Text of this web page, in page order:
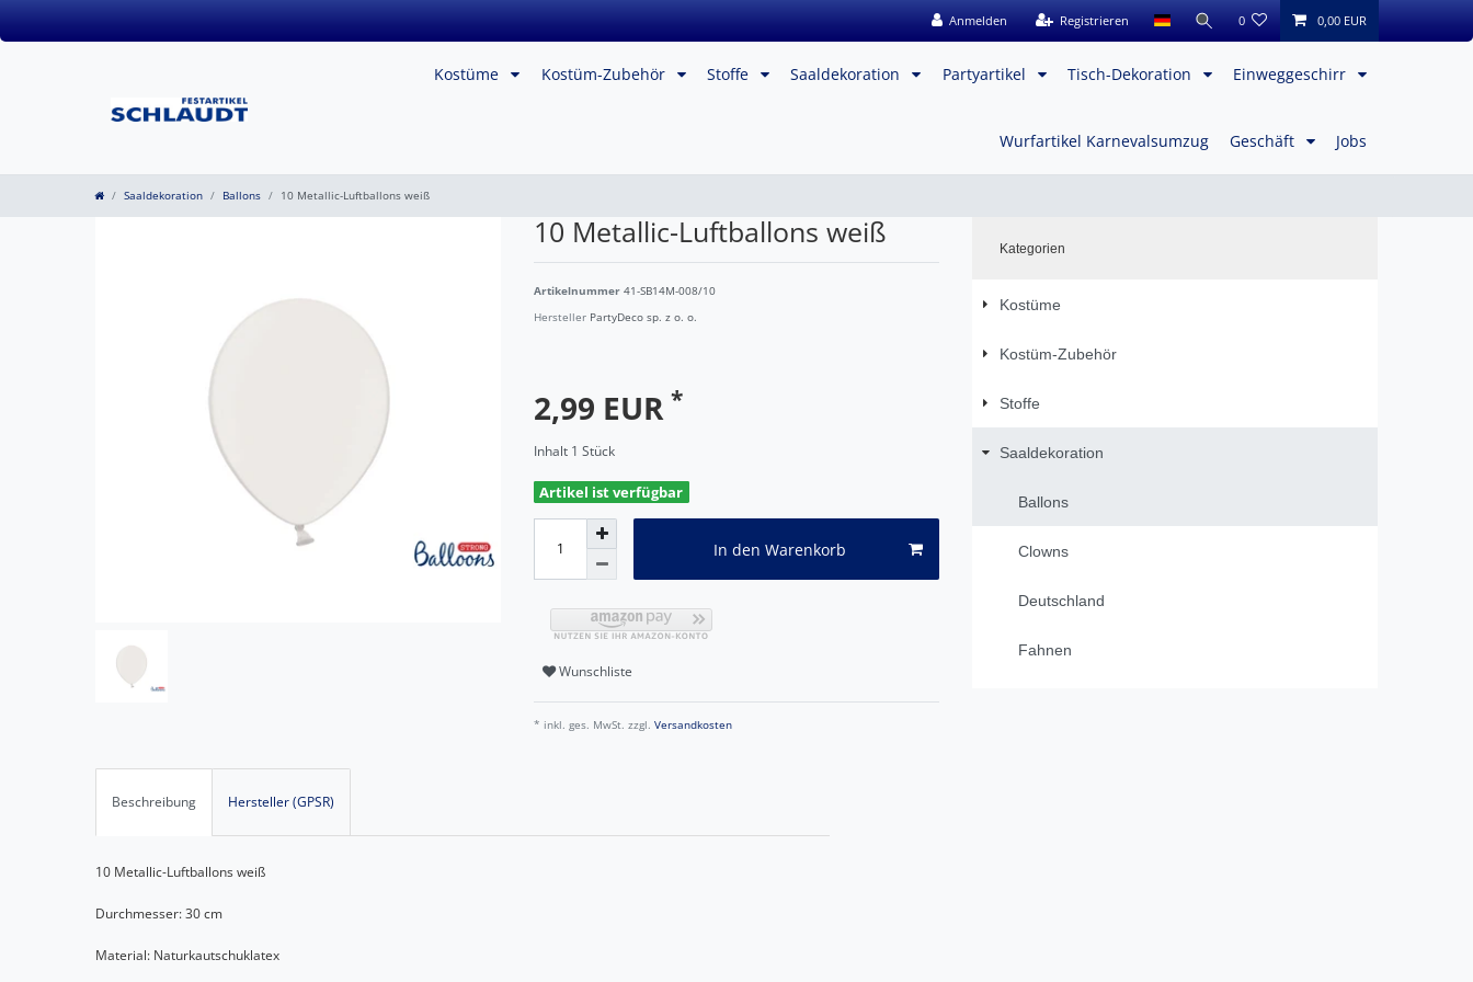
Anmelden Registrieren 0 0,00 EUR
Kostüme Kostüm-Zubehör Stoffe Saaldekoration Partyartikel Tisch-Dekoration Einweggeschirr
Wurfartikel Karnevalsumzug Geschäft Jobs
Saaldekoration Ballons 10 Metallic-Luftballons weiß
10 Metallic-Luftballons weiß
Artikelnummer 41-SB14M-008/10
Hersteller PartyDeco sp. z o. o.
2,99 EUR *
Inhalt 1 Stück
Artikel ist verfügbar
In den Warenkorb
Wunschliste
* inkl. ges. MwSt. zzgl. Versandkosten
Kategorien
Kostüme
Kostüm-Zubehör
Stoffe
Saaldekoration
Ballons
Clowns
Deutschland
Fahnen
Beschreibung Hersteller (GPSR)
10 Metallic-Luftballons weiß
Durchmesser: 30 cm
Material: Naturkautschuklatex